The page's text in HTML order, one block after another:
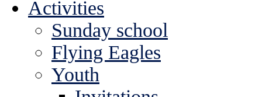
Activities
Sunday school
Flying Eagles
Youth